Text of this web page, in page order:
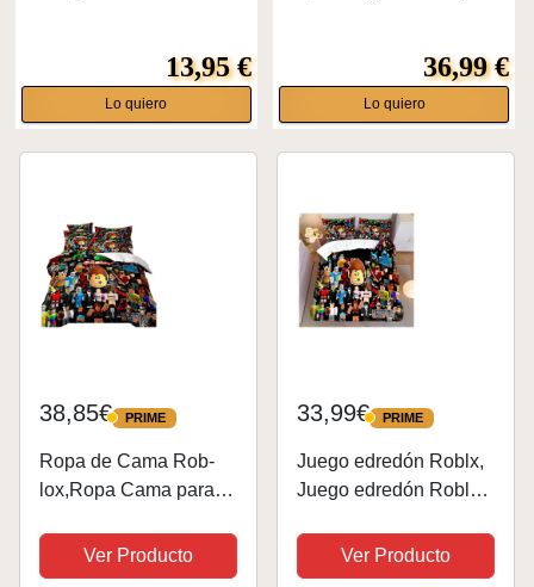
13,95 €
Lo quiero
36,99 €
Lo quiero
38,85€ PRIME
PRIME
Ropa de Cama Rob-
lox,Ropa Cama para
200X135,Funda
Almohada Rob-lox
Ver Producto
33,99€ PRIME
PRIME
Juego edredón Roblx,
Juego edredón Roblx
1 Funda edredóns 135
x 200 cm, 2 Fundas
Ver Producto